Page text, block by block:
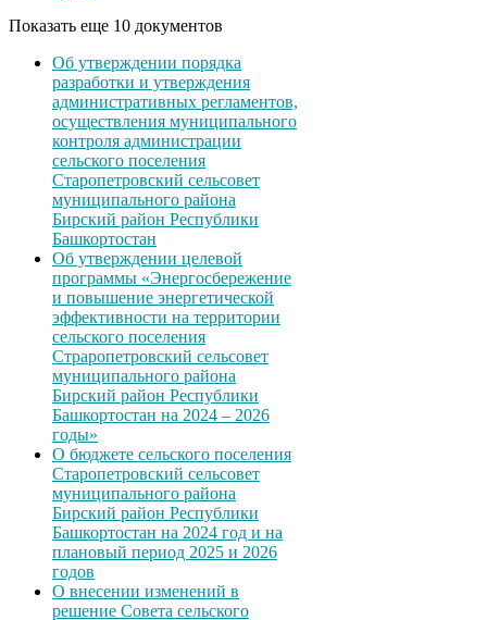
Показать еще 10 документов
Об утверждении порядка
разработки и утверждения
административных регламентов,
осуществления муниципального
контроля администрации
сельского поселения
Старопетровский сельсовет
муниципального района
Бирский район Республики
Башкортостан
Об утверждении целевой
программы «Энергосбережение
и повышение энергетической
эффективности на территории
сельского поселения
Страропетровский сельсовет
муниципального района
Бирский район Республики
Башкортостан на 2024 – 2026
годы»
О бюджете сельского поселения
Старопетровский сельсовет
муниципального района
Бирский район Республики
Башкортостан на 2024 год и на
плановый период 2025 и 2026
годов
О внесении изменений в
решение Совета сельского